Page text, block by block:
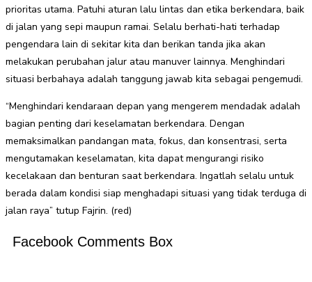
prioritas utama. Patuhi aturan lalu lintas dan etika berkendara, baik
di jalan yang sepi maupun ramai. Selalu berhati-hati terhadap
pengendara lain di sekitar kita dan berikan tanda jika akan
melakukan perubahan jalur atau manuver lainnya. Menghindari
situasi berbahaya adalah tanggung jawab kita sebagai pengemudi.
“Menghindari kendaraan depan yang mengerem mendadak adalah
bagian penting dari keselamatan berkendara. Dengan
memaksimalkan pandangan mata, fokus, dan konsentrasi, serta
mengutamakan keselamatan, kita dapat mengurangi risiko
kecelakaan dan benturan saat berkendara. Ingatlah selalu untuk
berada dalam kondisi siap menghadapi situasi yang tidak terduga di
jalan raya” tutup Fajrin. (red)
Facebook Comments Box